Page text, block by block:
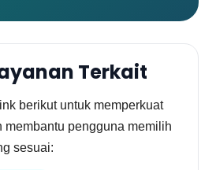
Terkait
berikut untuk memperkuat
membantu pengguna memilih
sesuai: